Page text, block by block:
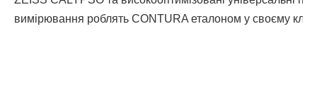
вимірювання роблять CONTURA еталоном у своєму